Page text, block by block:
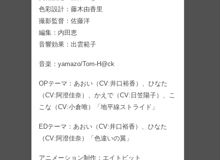
色彩設計：藤木由香里
撮影監督：佐藤洋
編集：内田恵
音響効果：出雲範子
音楽：yamazo/Tom-H@ck
OPテーマ：あおい（CV:井口裕香）、ひなた
（CV:阿澄佳奈）、かえで（CV:日笠陽子）、こ
こな（CV:小倉唯）「地平線ストライド」
EDテーマ：あおい（CV:井口裕香）、ひなた
（CV:阿澄佳奈）「色違いの翼」
アニメーション制作：エイトビット